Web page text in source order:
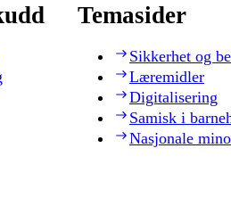
Temasider
Sikkerhet og
Læremidler
Digitalisering
Samisk i
Nasjonale